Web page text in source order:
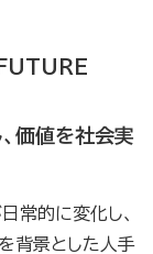
FUTURE
価値を社会実
常的に変化し、
背景とした人手